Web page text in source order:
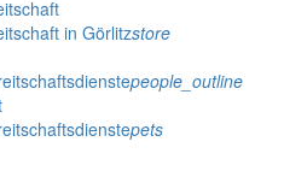
in Görlitzstore
people_outline
pets